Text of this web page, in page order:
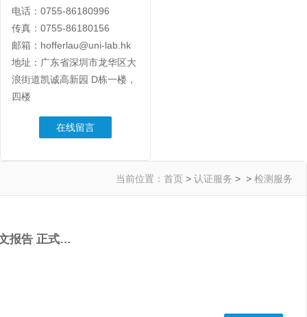
电话：0755-86180996
传真：0755-86180156
邮箱：hofferlau@uni-lab.hk
地址：广东省深圳市龙华区大
浪街道凯诚高新园 D栋一楼，
四楼
在线留言
当前位置： 首页 > 认证服务 > > 检测服务
报告 正式…